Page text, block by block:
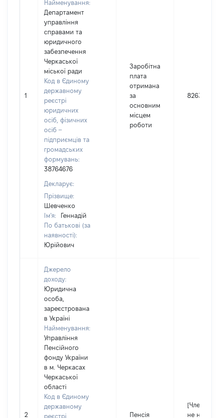
1
Найменування:
Департамент
управління
справами та
юридичного
забезпечення
Черкаської
міської ради
Код в Єдиному
державному
реєстрі
юридичних
осіб, фізичних
осіб –
підприємців та
громадських
формувань:
38764676
Декларує:
Прізвище:
Шевченко
Ім'я:
Геннадій
По батькові (за
наявності):
Юрійович
Заробітна
плата
отримана
за
основним
місцем
роботи
82638
2
Джерело
доходу:
Юридична
особа,
зареєстрована
в Україні
Найменування:
Управління
Пенсійного
фонду України
в м. Черкасах
Черкаської
області
Код в Єдиному
державному
реєстрі
Пенсія
[Член сім'ї
не надав